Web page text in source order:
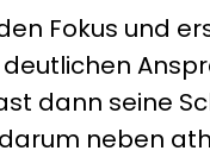
Fokus und
dann seine
neben